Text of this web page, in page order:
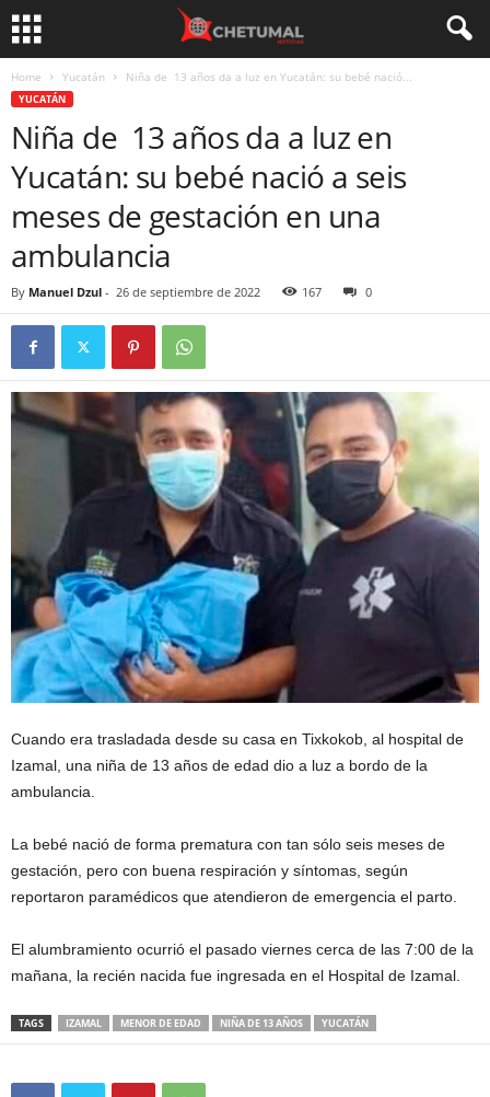
Home Yucatán Niña de 13 años da a luz en Yucatán: su bebé nació...
YUCATÁN
Niña de 13 años da a luz en
Yucatán: su bebé nació a seis
meses de gestación en una
ambulancia
By Manuel Dzul - 26 de septiembre de 2022 167 0
Cuando era trasladada desde su casa en Tixkokob, al hospital de
Izamal, una niña de 13 años de edad dio a luz a bordo de la
ambulancia.
La bebé nació de forma prematura con tan sólo seis meses de
gestación, pero con buena respiración y síntomas, según
reportaron paramédicos que atendieron de emergencia el parto.
El alumbramiento ocurrió el pasado viernes cerca de las 7:00 de la
mañana, la recién nacida fue ingresada en el Hospital de Izamal.
TAGS IZAMAL MENOR DE EDAD NIÑA DE 13 AÑOS YUCATÁN